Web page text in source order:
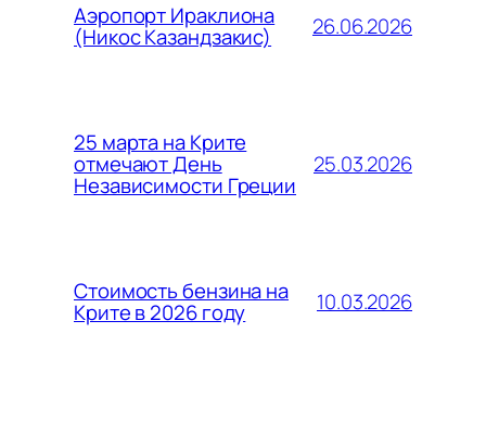
Аэропорт Ираклиона
(Никос Казандзакис) 26.06.2026
25 марта на Крите
отмечают День
Независимости Греции
25.03.2026
Стоимость бензина на
Крите в 2026 году 10.03.2026